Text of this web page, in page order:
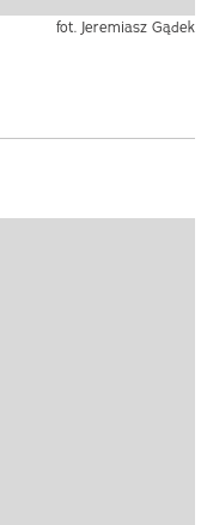
fot. Jeremiasz Gądek